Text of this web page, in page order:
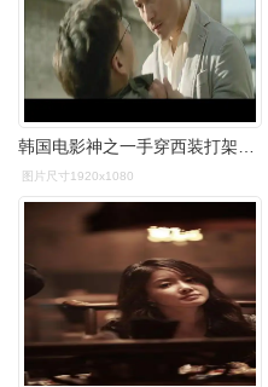
图片尺寸1920x1080